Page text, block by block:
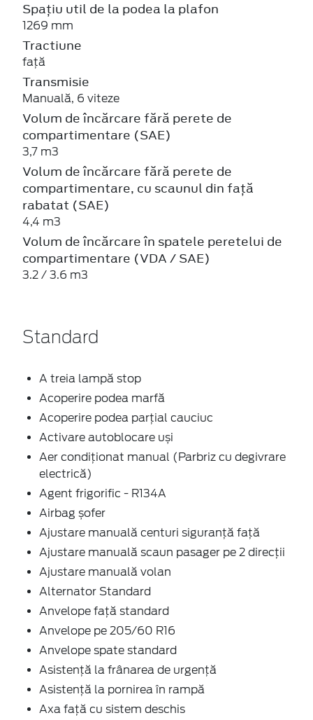
Spațiu util de la podea la plafon
1269 mm
Tractiune
față
Transmisie
Manuală, 6 viteze
Volum de încărcare fără perete de
compartimentare (SAE)
3,7 m3
Volum de încărcare fără perete de
compartimentare, cu scaunul din față
rabatat (SAE)
4,4 m3
Volum de încărcare în spatele peretelui de
compartimentare (VDA / SAE)
3.2 / 3.6 m3
Standard
A treia lampă stop
Acoperire podea marfă
Acoperire podea parțial cauciuc
Activare autoblocare uși
Aer condiționat manual (Parbriz cu degivrare
electrică)
Agent frigorific - R134A
Airbag șofer
Ajustare manuală centuri siguranță față
Ajustare manuală scaun pasager pe 2 direcţii
Ajustare manuală volan
Alternator Standard
Anvelope față standard
Anvelope pe 205/60 R16
Anvelope spate standard
Asistență la frânarea de urgență
Asistență la pornirea în rampă
Axa față cu sistem deschis